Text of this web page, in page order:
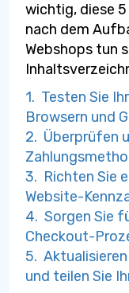
wichtig, diese
nach dem
Webshops tun
1. Testen Sie
Browsern und
2. Überprüfen
3. Richten Sie
Website-
4. Sorgen Sie
Checkout-
5.
und teilen Sie